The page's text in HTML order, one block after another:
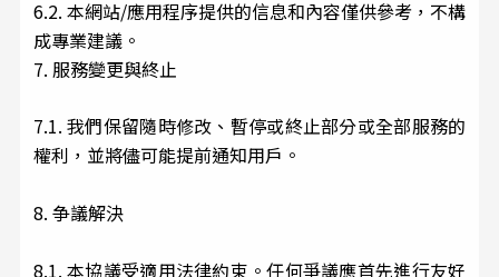
6.2. 本網站/應用程序提供的信息和內容僅供參考，不構
成專業建議。
7. 服務變更與終止
7.1. 我們保留隨時修改、暫停或終止部分或全部服務的
權利，並將儘可能提前通知用戶。
8. 争議解決
8.1. 本協議受適用法律約束。任何爭議應首先進行友好